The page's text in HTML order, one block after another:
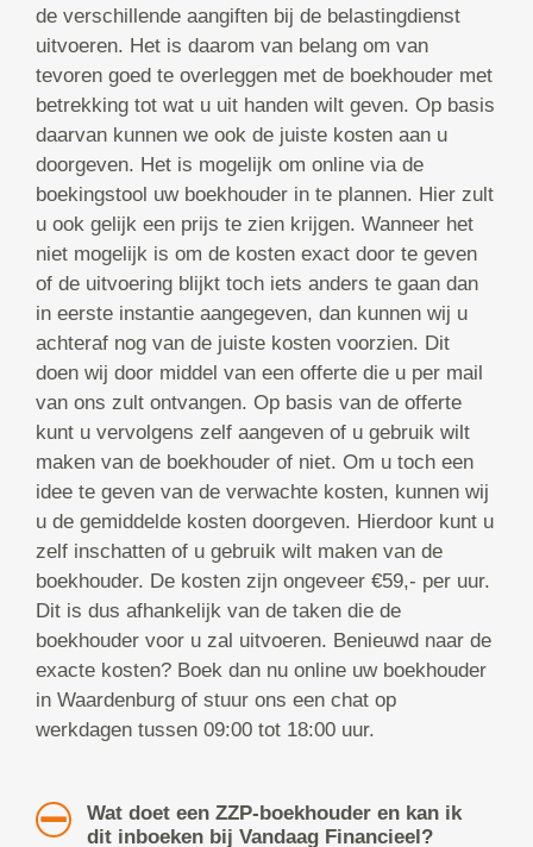
de verschillende aangiften bij de belastingdienst
uitvoeren. Het is daarom van belang om van
tevoren goed te overleggen met de boekhouder met
betrekking tot wat u uit handen wilt geven. Op basis
daarvan kunnen we ook de juiste kosten aan u
doorgeven. Het is mogelijk om online via de
boekingstool uw boekhouder in te plannen. Hier zult
u ook gelijk een prijs te zien krijgen. Wanneer het
niet mogelijk is om de kosten exact door te geven
of de uitvoering blijkt toch iets anders te gaan dan
in eerste instantie aangegeven, dan kunnen wij u
achteraf nog van de juiste kosten voorzien. Dit
doen wij door middel van een offerte die u per mail
van ons zult ontvangen. Op basis van de offerte
kunt u vervolgens zelf aangeven of u gebruik wilt
maken van de boekhouder of niet. Om u toch een
idee te geven van de verwachte kosten, kunnen wij
u de gemiddelde kosten doorgeven. Hierdoor kunt u
zelf inschatten of u gebruik wilt maken van de
boekhouder. De kosten zijn ongeveer €59,- per uur.
Dit is dus afhankelijk van de taken die de
boekhouder voor u zal uitvoeren. Benieuwd naar de
exacte kosten? Boek dan nu online uw boekhouder
in Waardenburg of stuur ons een chat op
werkdagen tussen 09:00 tot 18:00 uur.
Wat doet een ZZP-boekhouder en kan ik
dit inboeken bij Vandaag Financieel?